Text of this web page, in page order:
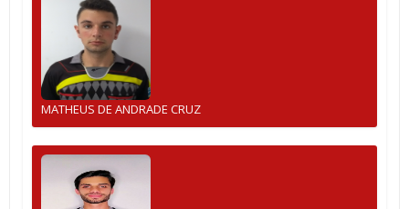
MATHEUS DE ANDRADE CRUZ